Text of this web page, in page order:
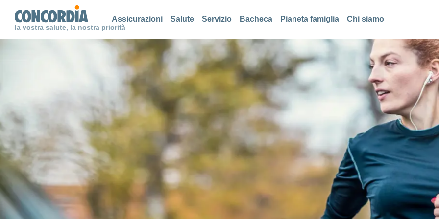
la vostra salute, la nostra priorità
Assicurazioni Salute Servizio Bacheca Pianeta famiglia Chi siamo
Cerca
Cerca
Cerca